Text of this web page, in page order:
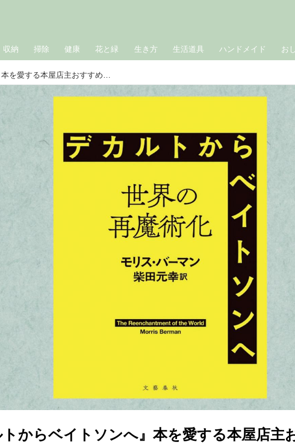
収納 掃除 健康 花と緑 生き方 生活道具 ハンドメイド お
『デカルトからベイトソンへ』本を愛する本屋店主おすすめの“心に響いた”この1冊／BOOK STAND 若葉台・三田修平さん
トからベイトソンへ』本を愛する本屋店主